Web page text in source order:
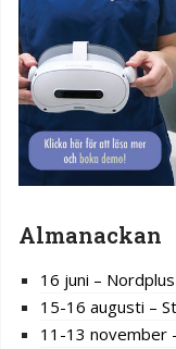
Almanackan
16 juni –
15-16 augusti –
11-13 november